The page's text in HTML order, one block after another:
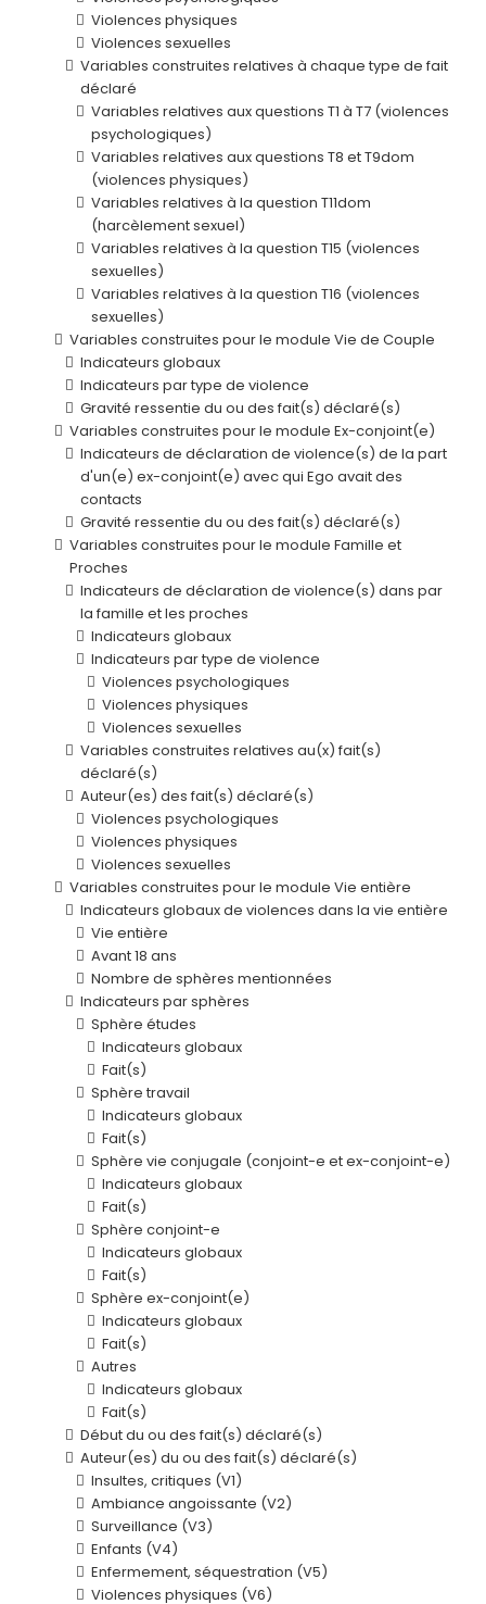
Violences physiques
Violences sexuelles
Variables construites relatives à chaque type de fait
déclaré
Variables relatives aux questions T1 à T7 (violences
psychologiques)
Variables relatives aux questions T8 et T9dom
(violences physiques)
Variables relatives à la question T11dom
(harcèlement sexuel)
Variables relatives à la question T15 (violences
sexuelles)
Variables relatives à la question T16 (violences
sexuelles)
Variables construites pour le module Vie de Couple
Indicateurs globaux
Indicateurs par type de violence
Gravité ressentie du ou des fait(s) déclaré(s)
Variables construites pour le module Ex-conjoint(e)
Indicateurs de déclaration de violence(s) de la part
d'un(e) ex-conjoint(e) avec qui Ego avait des
contacts
Gravité ressentie du ou des fait(s) déclaré(s)
Variables construites pour le module Famille et
Proches
Indicateurs de déclaration de violence(s) dans par
la famille et les proches
Indicateurs globaux
Indicateurs par type de violence
Violences psychologiques
Violences physiques
Violences sexuelles
Variables construites relatives au(x) fait(s)
déclaré(s)
Auteur(es) des fait(s) déclaré(s)
Violences psychologiques
Violences physiques
Violences sexuelles
Variables construites pour le module Vie entière
Indicateurs globaux de violences dans la vie entière
Vie entière
Avant 18 ans
Nombre de sphères mentionnées
Indicateurs par sphères
Sphère études
Indicateurs globaux
Fait(s)
Sphère travail
Indicateurs globaux
Fait(s)
Sphère vie conjugale (conjoint-e et ex-conjoint-e)
Indicateurs globaux
Fait(s)
Sphère conjoint-e
Indicateurs globaux
Fait(s)
Sphère ex-conjoint(e)
Indicateurs globaux
Fait(s)
Autres
Indicateurs globaux
Fait(s)
Début du ou des fait(s) déclaré(s)
Auteur(es) du ou des fait(s) déclaré(s)
Insultes, critiques (V1)
Ambiance angoissante (V2)
Surveillance (V3)
Enfants (V4)
Enfermement, séquestration (V5)
Violences physiques (V6)